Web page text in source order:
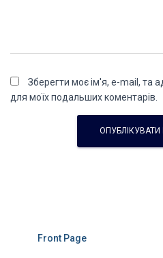
Зберегти моє ім'я, e-mail, та
для моїх подальших коментарів.
Front Page